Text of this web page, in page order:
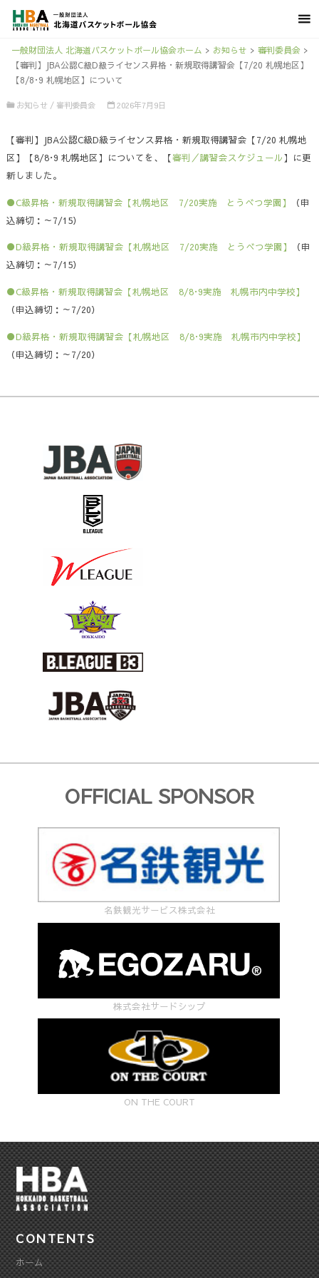
一般財団法人 北海道バスケットボール協会ホーム > お知らせ > 審判委員会>
【審判】JBA公認C級D級ライセンス昇格・新規取得講習会【7/20 札幌地区】
【8/8･9 札幌地区】について
お知らせ / 審判委員会 2026年7月9日
【審判】JBA公認C級D級ライセンス昇格・新規取得講習会【7/20 札幌地
区】【8/8･9 札幌地区】についてを、【審判／講習会スケジュール】に更
新しました。
●C級昇格・新規取得講習会【札幌地区 7/20実施 とうべつ学園】
（申
込締切：～7/15）
●D級昇格・新規取得講習会【札幌地区 7/20実施 とうべつ学園】
（申
込締切：～7/15）
●C級昇格・新規取得講習会【札幌地区 8/8･9実施 札幌市内中学校】
（申込締切：～7/20）
●D級昇格・新規取得講習会【札幌地区 8/8･9実施 札幌市内中学校】
（申込締切：～7/20）
OFFICIAL SPONSOR
名鉄観光サービス株式会社
株式会社サードシップ
ON THE COURT
CONTENTS
ホーム